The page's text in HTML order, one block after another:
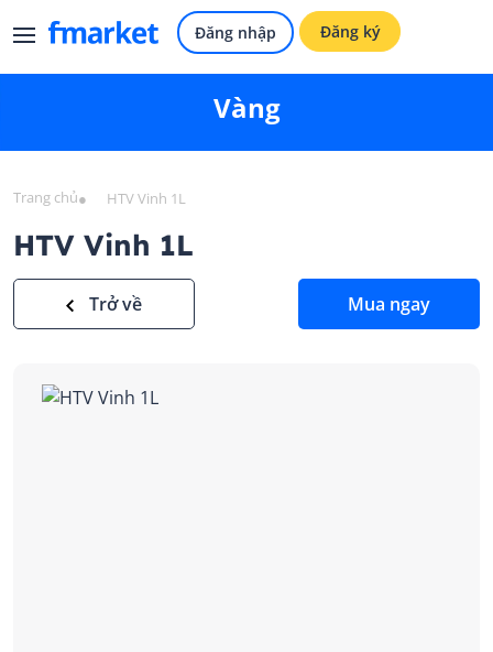
Đăng nhập Đăng ký
Vàng
Trang chủ● HTV Vinh 1L
HTV Vinh 1L
Trở về Mua ngay